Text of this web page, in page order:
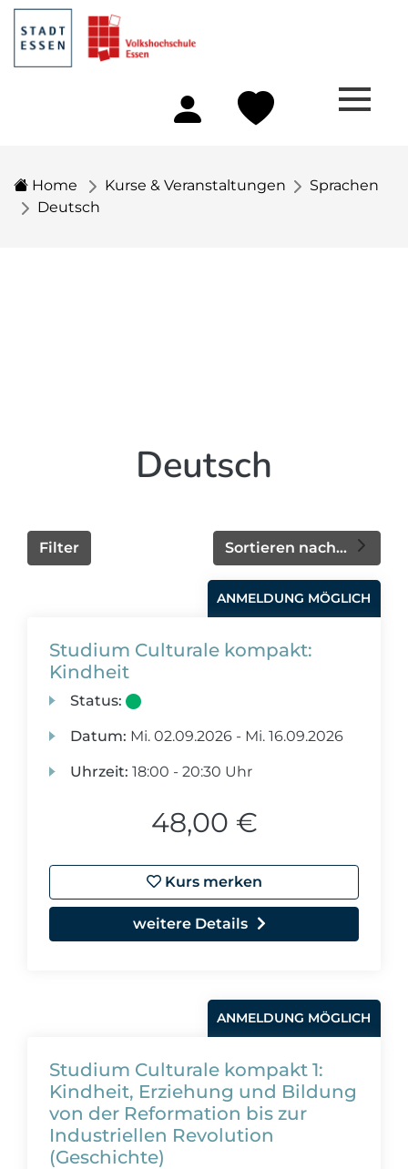
Home Kurse & Veranstaltungen
Sprachen
Deutsch
Deutsch
Sortieren nach...
Filter
ANMELDUNG MÖGLICH
Studium Culturale kompakt:
Kindheit
Status:
Datum: Mi. 02.09.2026 - Mi. 16.09.2026
Uhrzeit: 18:00 - 20:30 Uhr
48,00 €
Kurs merken
weitere Details
ANMELDUNG MÖGLICH
Studium Culturale kompakt 1:
Kindheit, Erziehung und Bildung
von der Reformation bis zur
Industriellen Revolution
(Geschichte)